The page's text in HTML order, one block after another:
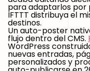
para adaptarlos
IFTTT distribuya el
destinos.
Un auto-poster
flujo dentro del CMS.
WordPress
nuevas entradas,
personalizados y